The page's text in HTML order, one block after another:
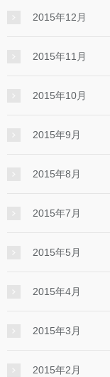
2015年12月
2015年11月
2015年10月
2015年9月
2015年8月
2015年7月
2015年5月
2015年4月
2015年3月
2015年2月